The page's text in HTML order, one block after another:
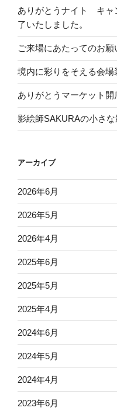
ありがとうナイト キャ
了いたしました。
ご来場にあたってのお願
境内に彩りをそえる会場
ありがとうマーケット開
影絵師SAKURAの小さ
アーカイブ
2026年6月
2026年5月
2026年4月
2025年6月
2025年5月
2025年4月
2024年6月
2024年5月
2024年4月
2023年6月